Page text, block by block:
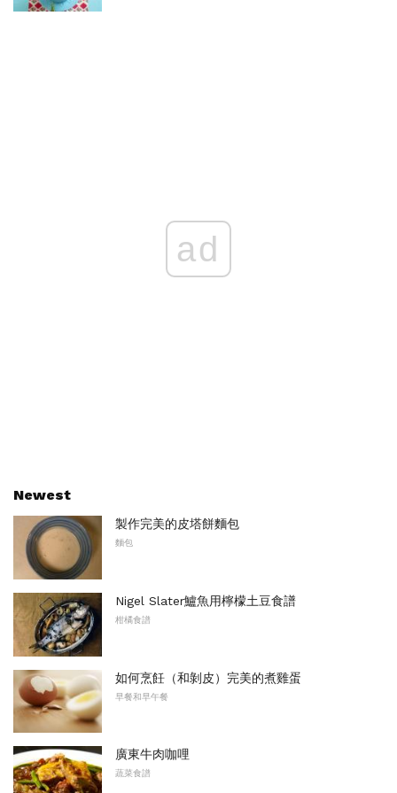
ad
Newest
製作完美的皮塔餅麵包
麵包
Nigel Slater鱸魚用檸檬土豆食譜
柑橘食譜
如何烹飪（和剝皮）完美的煮雞蛋
早餐和早午餐
廣東牛肉咖哩
蔬菜食譜